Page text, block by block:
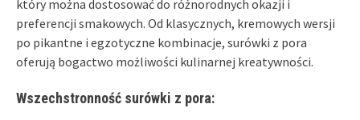
który można dostosować do różnorodnych okazji i
preferencji smakowych. Od klasycznych, kremowych wersji
po pikantne i egzotyczne kombinacje, surówki z pora
oferują bogactwo możliwości kulinarnej kreatywności.
Wszechstronność surówki z pora: